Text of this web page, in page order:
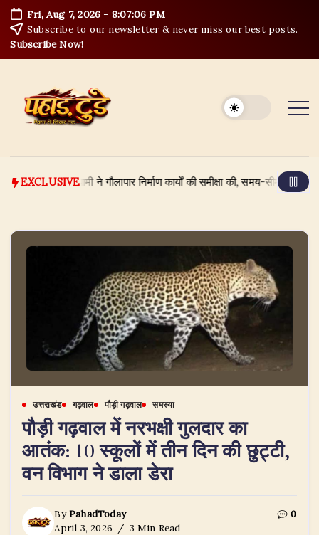
Skip
to
content
Fri, Aug 7, 2026 - 8:07:06 PM
Subscribe to our newsletter & never miss our best posts.
Subscribe Now!
EXCLUSIVE
सिंह धामी ने गौलापार निर्माण कार्यों की समीक्षा की, समय-सीमा और गुणवत्ता पर
उत्तराखंड गढ़वाल पौड़ी गढ़वाल समस्या
पौड़ी गढ़वाल में नरभक्षी गुलदार का
आतंक: 10 स्कूलों में तीन दिन की छुट्टी,
वन विभाग ने डाला डेरा
ByPahadToday
April 3, 2026
3 Min Read
0